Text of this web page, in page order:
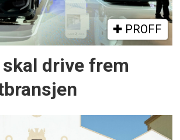
PROFF
drive frem